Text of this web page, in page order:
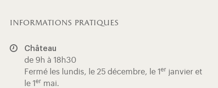
informations pratiques
Château
de 9h à 18h30
Fermé les lundis, le 25 décembre, le 1 er janvier et
le 1 er mai.